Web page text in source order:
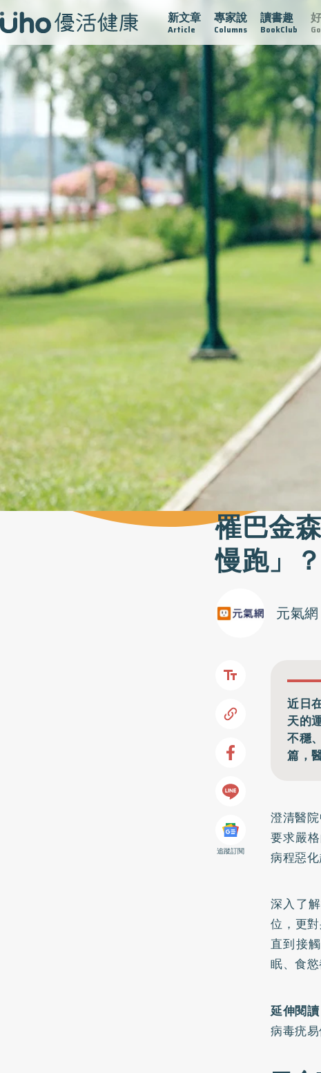
新文章
Article
專家說
Columns
讀書趣
BookClub
疫情保衛戰 再生醫學 愛的未來視 認識攝護腺肥大
罹巴金
慢跑」
元氣網
追蹤訂閱
近日
天的
不穩
篇，
澄清醫
要求嚴
病程惡化
深入了
位，更
直到接
眠、食
延伸閱讀
病毒疣